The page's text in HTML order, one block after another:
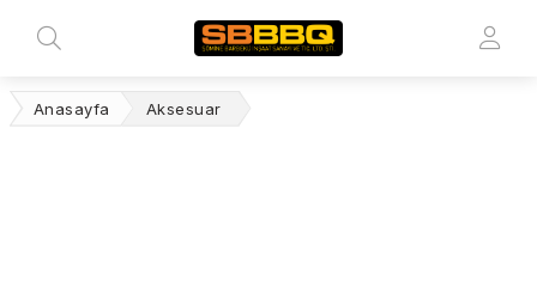
Anasayfa Aksesuar